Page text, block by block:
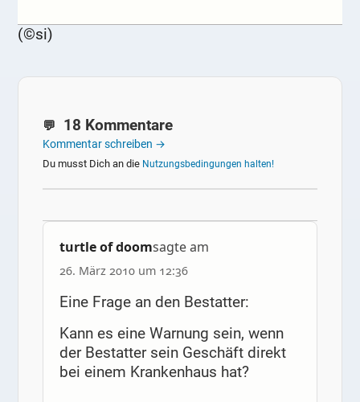
(©si)
18 Kommentare
Kommentar schreiben →
Du musst Dich an die Nutzungsbedingungen halten!
turtle of doomsagte am
26. März 2010 um 12:36
Eine Frage an den Bestatter:
Kann es eine Warnung sein, wenn
der Bestatter sein Geschäft direkt
bei einem Krankenhaus hat?